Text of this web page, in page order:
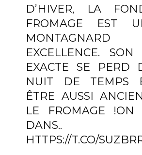
D’HIVER, LA
FROMAGE EST
EXCELLENCE. SON
EXACTE SE PERD
NUIT DE TEMPS
ÊTRE AUSSI
LE FROMAGE !ON
DANS..
HTTPS://T.CO/